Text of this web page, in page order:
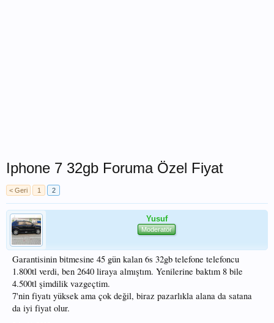
Iphone 7 32gb Foruma Özel Fiyat
< Geri 1 2
Yusuf
Moderatör
Garantisinin bitmesine 45 gün kalan 6s 32gb telefone telefoncu
1.800tl verdi, ben 2640 liraya almıştım. Yenilerine baktım 8 bile
4.500tl şimdilik vazgeçtim.
7'nin fiyatı yüksek ama çok değil, biraz pazarlıkla alana da satana
da iyi fiyat olur.